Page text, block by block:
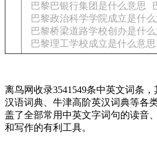
巴黎巴银行集团是什么意思
巴黎政治科学学院成立是什么
巴黎桥梁道路学校创办是什么
巴黎理工学校成立是什么意思
离鸟网收录3541549条中英文词条
汉语词典、牛津高阶英汉词典等各
盖了全部常用中英文字词句的读音
和写作的有利工具。